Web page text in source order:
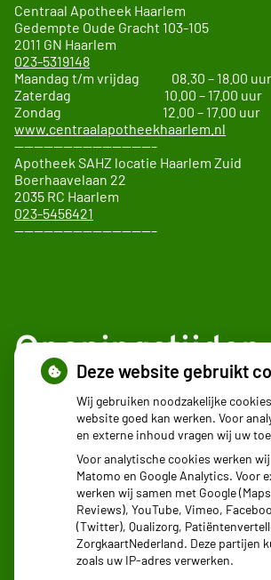
Centraal Apotheek Haarlem
Gedempte Oude Gracht 103-
2011 GN
023-5319148
Maandag t/m vrijdag 08.30 – 18.00 uur
Zaterdag 10.00 – 17.00 uur
Zondag 12.00 – 17.00 uur
www.centraalapotheekhaarlem.nl
——————————————–
Apotheek SAHZ locatie Haarlem Zuid
Boerhaavelaan 22
2035 RC Haarlem
023-5456421
——————————————–
Openingstijden
08.30 - 17:30
08.30 -
Woensdag:
08.30 -
Donderdag:
08.30 -
08.30 -
Deze website gebruikt
Wij gebruiken noodzakelijke
website goed kan werken. Voor
en externe inhoud vragen wij uw
Voor analytische cookies werken
Matomo en Google Analytics. Voor
werken wij samen met Google
Reviews), YouTube, Vimeo,
(Twitter), Qualizorg,
ZorgkaartNederland. Deze partijen
zoals uw IP-adres verwerken.